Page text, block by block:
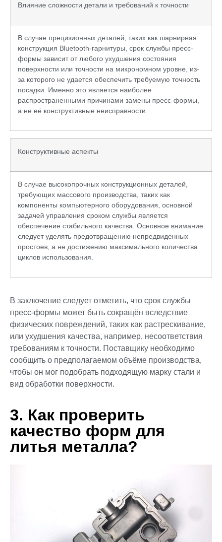
Влияние сложности детали и требований к точности
В случае прецизионных деталей, таких как шарнирная
конструкция Bluetooth-гарнитуры, срок службы пресс-
формы зависит от любого ухудшения состояния
поверхности или точности на микрономном уровне, из-
за которого не удается обеспечить требуемую точность
посадки. Именно это является наиболее
распространенными причинами замены пресс-формы,
а не её конструктивные неисправности.
Конструктивные аспекты
В случае высокопрочных конструкционных деталей,
требующих массового производства, таких как
компоненты компьютерного оборудования, основной
задачей управления сроком службы является
обеспечение стабильного качества. Основное внимание
следует уделять предотвращению непредвиденных
простоев, а не достижению максимального количества
циклов использования.
В заключение следует отметить, что срок службы
пресс-формы может быть сокращён вследствие
физических повреждений, таких как растрескивание,
или ухудшения качества, например, несоответствия
требованиям к точности. Поставщику необходимо
сообщить о предполагаемом объёме производства,
чтобы он мог подобрать подходящую марку стали и
вид обработки поверхности.
3. Как проверить
качество форм для
литья металла?